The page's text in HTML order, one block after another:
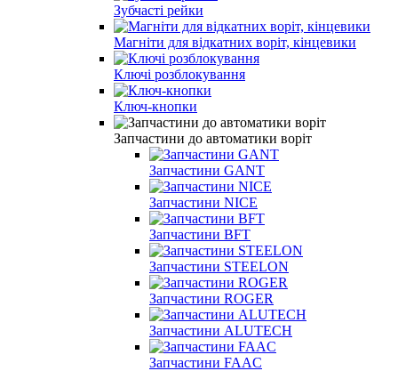
Зубчасті рейки
Магніти для відкатних воріт, кінцевики
Ключі розблокування
Ключ-кнопки
Запчастини до автоматики воріт
Запчастини GANT
Запчастини NICE
Запчастини BFT
Запчастини STEELON
Запчастини ROGER
Запчастини ALUTECH
Запчастини FAAC